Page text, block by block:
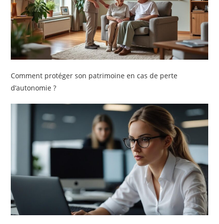
Comment protéger son patrimoine en cas de perte
d’autonomie ?